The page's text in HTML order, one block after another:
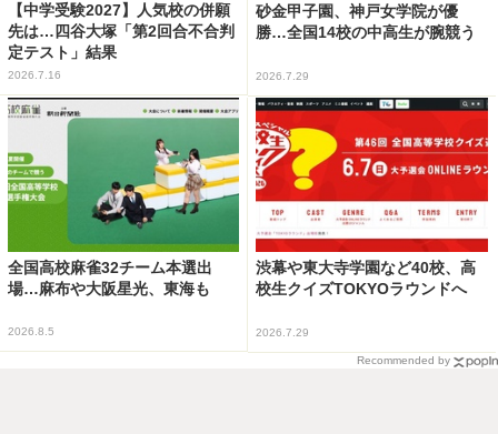
【中学受験2027】人気校の併願
先は…四谷大塚「第2回合不合判
定テスト」結果
2026.7.16
砂金甲子園、神戸女学院が優
勝…全国14校の中高生が腕競う
2026.7.29
全国高校麻雀32チーム本選出
場…麻布や大阪星光、東海も
2026.8.5
渋幕や東大寺学園など40校、高
校生クイズTOKYOラウンドへ
2026.7.29
Recommended by